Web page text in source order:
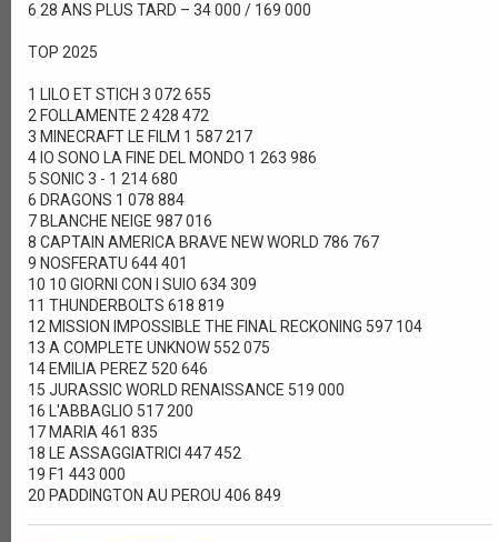
6 28 ANS PLUS TARD – 34 000 / 169 000
TOP 2025
1 LILO ET STICH 3 072 655
2 FOLLAMENTE 2 428 472
3 MINECRAFT LE FILM 1 587 217
4 IO SONO LA FINE DEL MONDO 1 263 986
5 SONIC 3 - 1 214 680
6 DRAGONS 1 078 884
7 BLANCHE NEIGE 987 016
8 CAPTAIN AMERICA BRAVE NEW WORLD 786 767
9 NOSFERATU 644 401
10 10 GIORNI CON I SUIO 634 309
11 THUNDERBOLTS 618 819
12 MISSION IMPOSSIBLE THE FINAL RECKONING 597 104
13 A COMPLETE UNKNOW 552 075
14 EMILIA PEREZ 520 646
15 JURASSIC WORLD RENAISSANCE 519 000
16 L'ABBAGLIO 517 200
17 MARIA 461 835
18 LE ASSAGGIATRICI 447 452
19 F1 443 000
20 PADDINGTON AU PEROU 406 849